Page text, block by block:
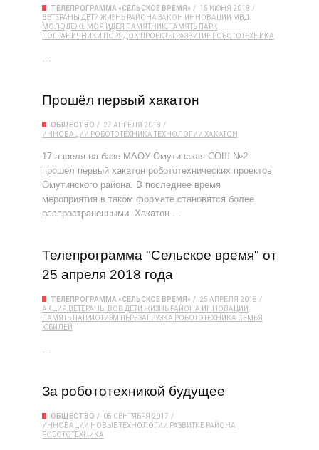
ТЕЛЕПРОГРАММА «СЕЛЬСКОЕ ВРЕМЯ»
15 ИЮНЯ 2018
ВЕТЕРАНЫ ДЕТИ ЖИЗНЬ РАЙОНА ЗАКОН ИННОВАЦИИ МВД
МОЛОДЕЖЬ МОЯ ИДЕЯ ПАМЯТНИК ПАМЯТЬ ПАРК
ПОГРАНИЧНИКИ ПОРЯДОК ПРОЕКТЫ РАЗВИТИЕ РОБОТОТЕХНИКА
…
Прошёл первый хакатон
ОБЩЕСТВО
27 АПРЕЛЯ 2018
ИННОВАЦИИ РОБОТОТЕХНИКА ТЕХНОЛОГИИ ХАКАТОН
17 апреля на базе МАОУ Омутинская СОШ №2
прошел первый хакатон робототехнических проектов
Омутинского района. В последнее время
мероприятия в таком формате становятся более
распространенными. Хакатон …
Телепрограмма "Сельское время" от
25 апреля 2018 года
ТЕЛЕПРОГРАММА «СЕЛЬСКОЕ ВРЕМЯ»
25 АПРЕЛЯ 2018
АКЦИЯ ВЕТЕРАНЫ ВОВ ДЕТИ ЖИЗНЬ РАЙОНА ИННОВАЦИИ
ПАМЯТЬ ПАТРИОТИЗМ ПЕРЕЗАГРУЗКА РОБОТОТЕХНИКА СЕМЬЯ
ЮБИЛЕЙ
…
За робототехникой будущее
ОБЩЕСТВО
05 СЕНТЯБРЯ 2017
ИННОВАЦИИ НОВЫЕ ТЕХНОЛОГИИ РАЗВИТИЕ РАЙОНА
РОБОТОТЕХНИКА